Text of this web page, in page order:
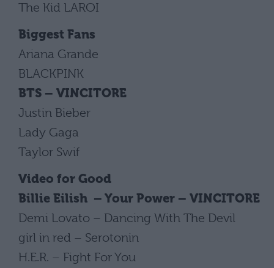
The Kid LAROI
Biggest Fans
Ariana Grande
BLACKPINK
BTS – VINCITORE
Justin Bieber
Lady Gaga
Taylor Swif
Video for Good
Billie Eilish – Your Power – VINCITORE
Demi Lovato – Dancing With The Devil
girl in red – Serotonin
H.E.R. – Fight For You